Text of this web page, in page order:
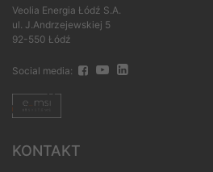
Veolia Energia Łódź S.A.
ul. J.Andrzejewskiej 5
92-550 Łódź
Social media:
KONTAKT